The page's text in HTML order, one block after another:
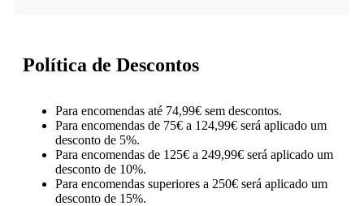
Política de Descontos
Para encomendas até 74,99€ sem descontos.
Para encomendas de 75€ a 124,99€ será aplicado um
desconto de 5%.
Para encomendas de 125€ a 249,99€ será aplicado um
desconto de 10%.
Para encomendas superiores a 250€ será aplicado um
desconto de 15%.